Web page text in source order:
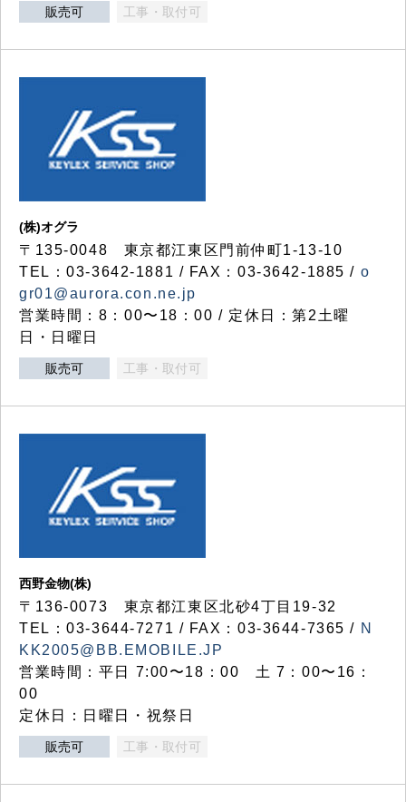
販売可 工事・取付可
(株)オグラ
〒135-0048 東京都江東区門前仲町1-13-10
TEL：03-3642-1881 / FAX：03-3642-1885 / o
gr01@aurora.con.ne.jp
営業時間：8：00〜18：00 / 定休日：第2土曜
日・日曜日
販売可 工事・取付可
西野金物(株)
〒136-0073 東京都江東区北砂4丁目19-32
TEL：03‐3644‐7271 / FAX：03-3644-7365 / N
KK2005@BB.EMOBILE.JP
営業時間：平日 7:00〜18：00 土 7：00〜16：
00
定休日：日曜日・祝祭日
販売可 工事・取付可